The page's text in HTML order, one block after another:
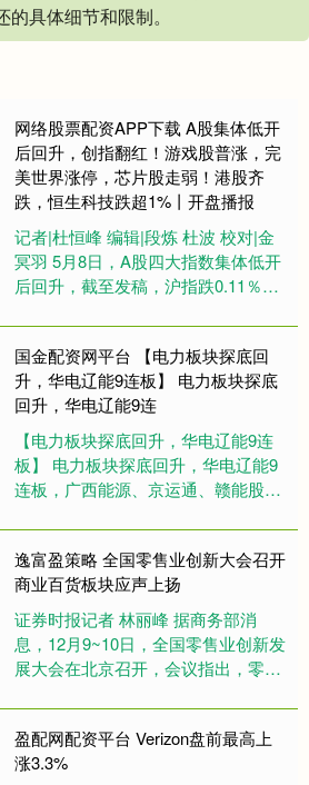
具体细节和限制。
网络股票配资APP下载 A股集体低开
后回升，创指翻红！游戏股普涨，完
美世界涨停，芯片股走弱！港股齐
跌，恒生科技跌超1%丨开盘播报
记者|杜恒峰 编辑|段炼 杜波 校对|金
冥羽 5月8日，A股四大指数集体低开
后回升，截至发稿，沪指跌0.11％，
创综指跌超1....
国金配资网平台 【电力板块探底回
升，华电辽能9连板】 电力板块探底
回升，华电辽能9连
【电力板块探底回升，华电辽能9连
板】 电力板块探底回升，华电辽能9
连板，广西能源、京运通、赣能股
逸富盈策略 全国零售业创新大会召开
商业百货板块应声上扬
证券时报记者 林丽峰 据商务部消
息，12月9~10日，全国零售业创新发
展大会在北京召开，会议指出，零售
力提振消费，全方位扩大国内....
盈配网配资平台 Verizon盘前最高上
涨3.3%